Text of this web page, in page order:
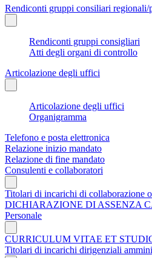
Rendiconti gruppi consiliari regionali/
Rendiconti gruppi consigliari
Atti degli organi di controllo
Articolazione degli uffici
Articolazione degli uffici
Organigramma
Telefono e posta elettronica
Relazione inizio mandato
Relazione di fine mandato
Consulenti e collaboratori
Titolari di incarichi di collaborazione
DICHIARAZIONE DI ASSENZA
Personale
CURRICULUM VITAE ET
Titolari di incarichi dirigenziali